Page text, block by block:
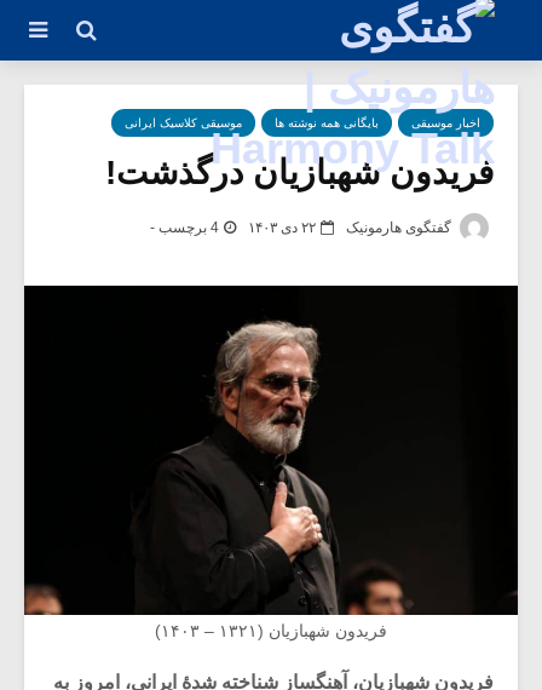
اخبار موسیقی بایگانی همه نوشته ها موسیقی کلاسیک ایرانی
فریدون شهبازیان درگذشت!
گفتگوی هارمونیک ۲۲ دی ۱۴۰۳ 4 برچسب -
فریدون شهبازیان (۱۳۲۱ – ۱۴۰۳)
فریدون شهبازیان، آهنگساز شناخته شدۀ ایرانی، امروز به